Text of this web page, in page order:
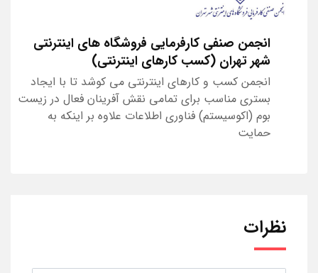
انجمن صنفی کارفرمایی فروشگاه های اینترنتی
شهر تهران (کسب کارهای اینترنتی)
انجمن کسب و کارهای اینترنتی می کوشد تا با ایجاد
بستری مناسب برای تمامی نقش آفرینان فعال در زیست
بوم (اکوسیستم) فناوری اطلاعات علاوه بر اینکه به
حمایت
نظرات